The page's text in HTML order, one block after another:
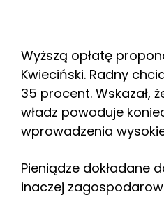
Wyższą opłatę
Kwieciński. Radny
35 procent. Wskazał,
władz powoduje
wprowadzenia
Pieniądze dokładane
inaczej